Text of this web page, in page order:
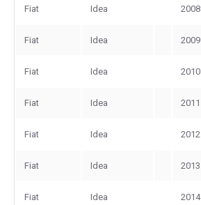
Fiat Idea 2008
Fiat Idea 2009
Fiat Idea 2010
Fiat Idea 2011
Fiat Idea 2012
Fiat Idea 2013
Fiat Idea 2014